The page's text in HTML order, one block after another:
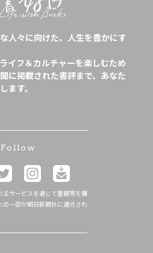
人々に向けた、人生を豊かにす
イフ＆カルチャーを楽しむため
に掲載された書評まで、あなた
ます。
Follow
るサービスを通じて書籍等を購
の一部が朝日新聞社に還元され